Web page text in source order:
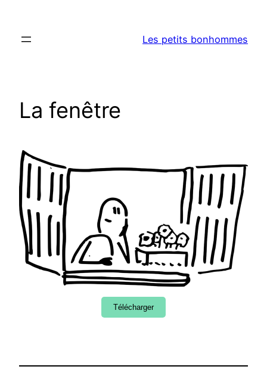
contenu
Les petits bonhommes
La fenêtre
Télécharger